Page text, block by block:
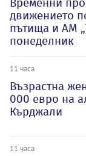
Временни
движението
пътища и АМ
понеделник
11 часа
Възрастна
000 евро на
Кърджали
11 часа